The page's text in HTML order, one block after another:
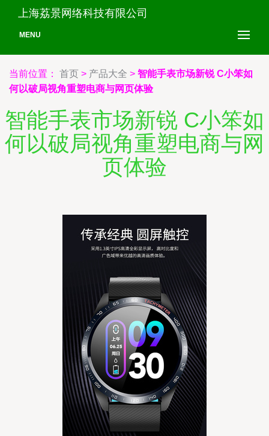
上海荔景网络科技有限公司
MENU
当前位置： 首页 > 产品大全 > 智能手表市场新锐 C小笨如
何以破局视角重塑电商与网页体验
智能手表市场新锐 C小笨如
何以破局视角重塑电商与网
页体验